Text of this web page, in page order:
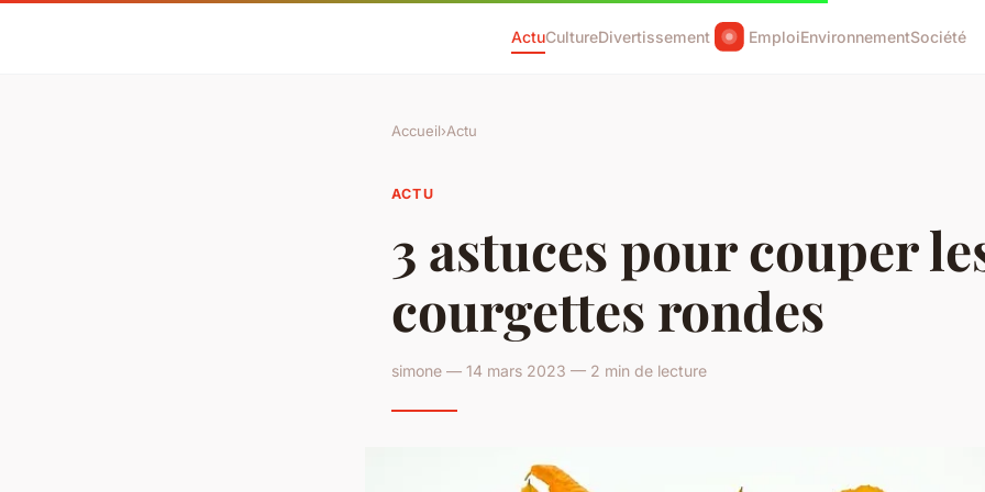
ActuCultureDivertissement EmploiEnvironnementSociété
Accueil›Actu
ACTU
3 astuces pour couper
courgettes rondes
simone — 14 mars 2023 — 2 min de lecture